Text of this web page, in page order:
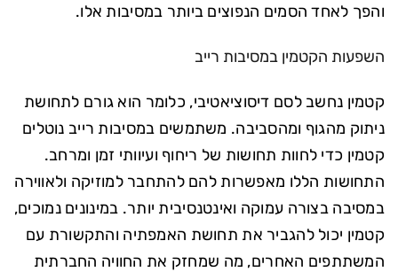
והפך לאחד הסמים הנפוצים ביותר במסיבות אלו.
השפעות הקטמין במסיבות רייב
קטמין נחשב לסם דיסוציאטיבי, כלומר הוא גורם לתחושת
ניתוק מהגוף ומהסביבה. משתמשים במסיבות רייב נוטלים
קטמין כדי לחוות תחושות של ריחוף ועיוותי זמן ומרחב.
התחושות הללו מאפשרות להם להתחבר למוזיקה ולאווירה
במסיבה בצורה עמוקה ואינטנסיבית יותר. במינונים נמוכים,
קטמין יכול להגביר את תחושת האמפתיה והתקשורת עם
המשתתפים האחרים, מה שמחזק את החוויה החברתית